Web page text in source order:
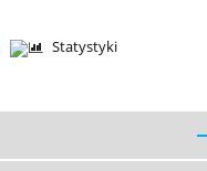
Statystyki